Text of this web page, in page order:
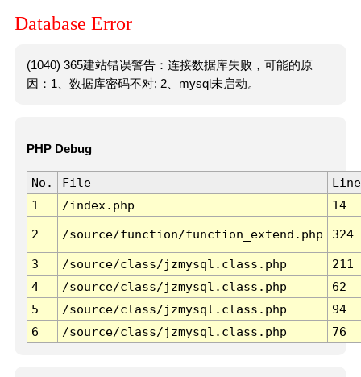
Database Error
(1040) 365建站错误警告：连接数据库失败，可能的原
因：1、数据库密码不对; 2、mysql未启动。
PHP Debug
No. File
Line
1
/index.php 14
2 /source/function/function_extend.php 324
3 /source/class/jzmysql.class.php
211
4
/source/class/jzmysql.class.php
62
5
/source/class/jzmysql.class.php
94
6
/source/class/jzmysql.class.php 76